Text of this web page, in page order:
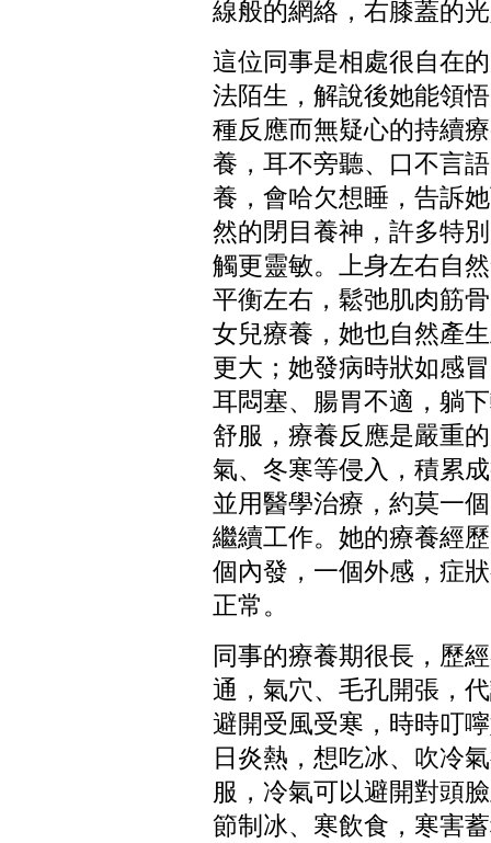
線般的網絡，右膝蓋的
這位同事是相處很自在
法陌生，解說後她能領
種反應而無疑心的持續
養，耳不旁聽、口不言
養，會哈欠想睡，告訴
然的閉目養神，許多特
觸更靈敏。上身左右自
平衡左右，鬆弛肌肉筋
女兒療養，她也自然產
更大；她發病時狀如感
耳悶塞、腸胃不適，躺
舒服，療養反應是嚴重
氣、冬寒等侵入，積累
並用醫學治療，約莫一
繼續工作。她的療養經
個內發，一個外感，症
正常。
同事的療養期很長，歷
通，氣穴、毛孔開張，
避開受風受寒，時時叮
日炎熱，想吃冰、吹冷
服，冷氣可以避開對頭
節制冰、寒飲食，寒害